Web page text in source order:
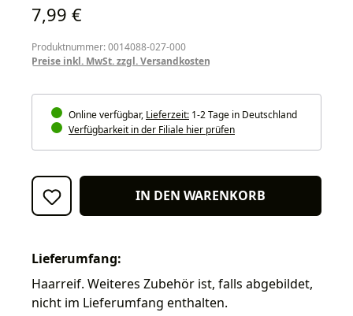
Regulärer Preis:
7,99 €
Produktnummer: 0014088-027-000
Preise inkl. MwSt. zzgl. Versandkosten
Online verfügbar, Lieferzeit: 1-2 Tage in Deutschland
Verfügbarkeit in der Filiale hier prüfen
IN DEN WARENKORB
Lieferumfang:
Haarreif. Weiteres Zubehör ist, falls abgebildet,
nicht im Lieferumfang enthalten.